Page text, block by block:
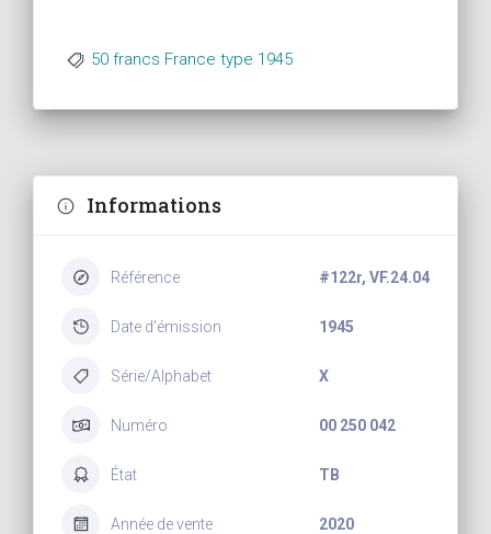
50 francs France type 1945
Informations
Référence #122r, VF.24.04
Date d'émission 1945
Série/Alphabet X
Numéro 00 250 042
État TB
Année de vente 2020